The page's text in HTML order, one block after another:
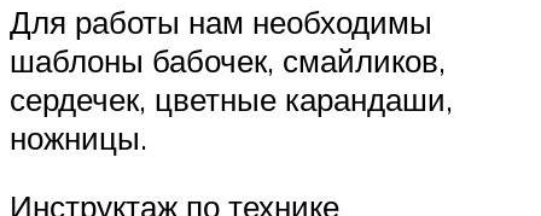
Для работы нам необходимы
шаблоны бабочек, смайликов,
сердечек, цветные карандаши,
ножницы.
Инструктаж по технике